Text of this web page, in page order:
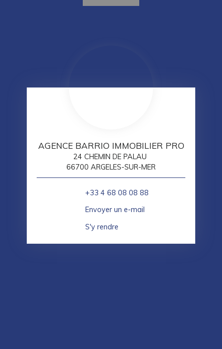
AGENCE BARRIO IMMOBILIER PRO
24 CHEMIN DE PALAU
66700 ARGELES-SUR-MER
+33 4 68 08 08 88
Envoyer un e-mail
S'y rendre